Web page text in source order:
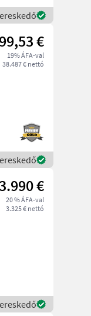
€
19% ÁFA-val
38.487 € nettó
3.990 €
20 % ÁFA-val
3.325 € nettó